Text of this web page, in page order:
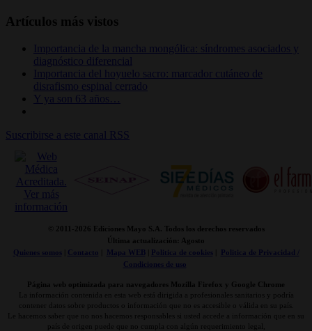
Artículos más vistos
Importancia de la mancha mongólica: síndromes asociados y
diagnóstico diferencial
Importancia del hoyuelo sacro: marcador cutáneo de
disrafismo espinal cerrado
Y ya son 63 años…
Suscribirse a este canal RSS
© 2011- 2026 Ediciones Mayo S.A. Todos los derechos reservados
Última actualización: Agosto
Quienes somos| Contacto Mapa WEB| Politica de cookies|
Politica de Privacidad /
Condiciones de uso
Página web optimizada para navegadores Mozilla Firefox y Google Chrome
La información contenida en esta web está dirigida a profesionales sanitarios y podría
contener datos sobre productos o información que no es accesible o válida en su país.
Le hacemos saber que no nos hacemos responsables si usted accede a información que en su
país de origen puede que no cumpla con algún requerimiento legal,